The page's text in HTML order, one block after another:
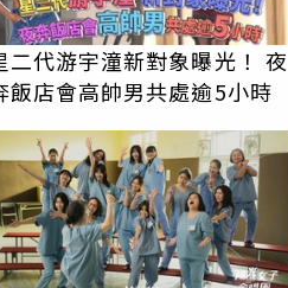
二代游宇潼新對象曝光！ 夜
飯店會高帥男共處逾5小時